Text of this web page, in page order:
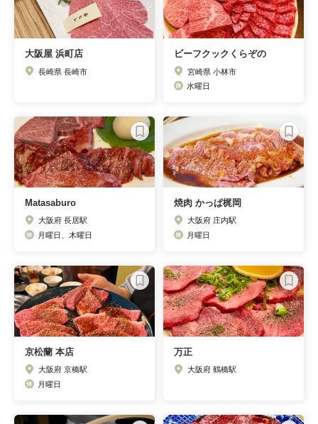
大阪屋 浜町店
長崎県 長崎市
ビーフクックくらぞの
宮崎県 小林市
水曜日
Matasaburo
大阪府 長居駅
月曜日、木曜日
焼肉 かっぱ梶岡
大阪府 庄内駅
月曜日
京松蘭 本店
大阪府 京橋駅
月曜日
万正
大阪府 鶴橋駅